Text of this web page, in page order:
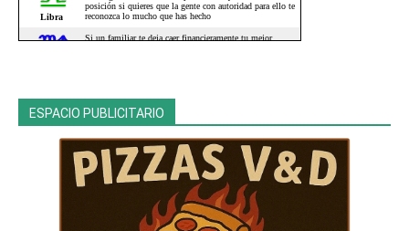
ESPACIO PUBLICITARIO